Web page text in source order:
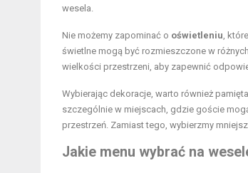
wesela.
Nie możemy zapominać o oświetleniu,
świetlne mogą być rozmieszczone w
wielkości przestrzeni, aby zapewnić
Wybierając dekoracje, warto również
szczególnie w miejscach, gdzie goście
przestrzeń. Zamiast tego, wybierzmy
Jakie menu wybrać na